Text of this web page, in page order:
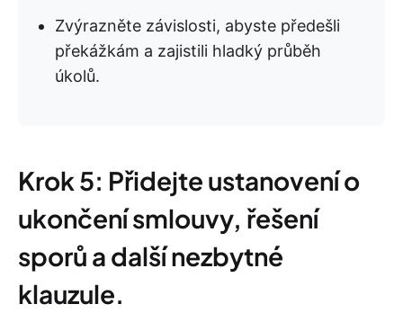
Zvýrazněte závislosti, abyste předešli
překážkám a zajistili hladký průběh
úkolů.
Krok 5: Přidejte ustanovení o
ukončení smlouvy, řešení
sporů a další nezbytné
klauzule.